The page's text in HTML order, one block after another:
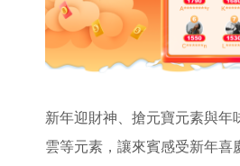
新年迎財神、搶元寶元素與
雲等元素，讓來賓感受新年喜